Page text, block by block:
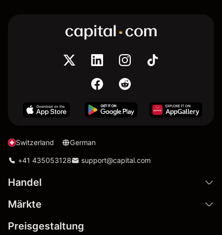
Switzerland German
+41 435053128 support@capital.com
Handel
Märkte
Preisgestaltung